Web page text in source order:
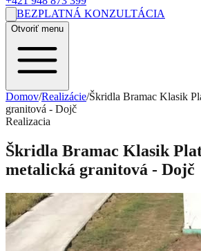
BEZPLATNÁ KONZULTÁCIA
Otvoriť menu
Domov/Realizácie/Škridla Bramac Klasik
granitová - Dojč
Realizacia
Škridla Bramac Klasik
metalická granitová - Dojč